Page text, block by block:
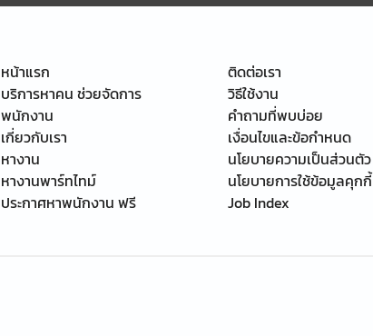
หน้าแรก
บริการหาคน ช่วยจัดการ
พนักงาน
เกี่ยวกับเรา
หางาน
หางานพาร์ทไทม์
ประกาศหาพนักงาน ฟรี
ติดต่อเรา
วิธีใช้งาน
คำถามที่พบบ่อย
เงื่อนไขและข้อกำหนด
นโยบายความเป็นส่วนตัว
นโยบายการใช้ข้อมูลคุกกี้
Job Index